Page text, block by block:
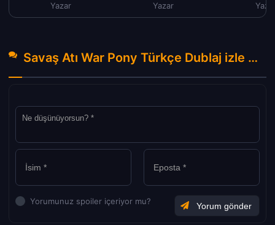
Yazar Yazar
Savaş Atı War Pony Türkçe Dublaj izle (2023) Hakkında Yorumlar
Yorumunuz spoiler içeriyor mu?